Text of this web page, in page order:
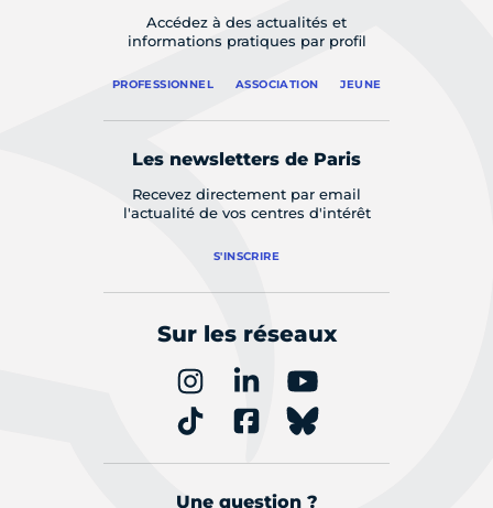
Accédez à des actualités et
informations pratiques par profil
PROFESSIONNEL ASSOCIATION JEUNE
Les newsletters de Paris
Recevez directement par email
l'actualité de vos centres d'intérêt
S'INSCRIRE
Sur les réseaux
Une question ?